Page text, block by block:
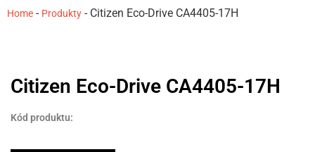
Home - Produkty - Citizen Eco-Drive CA4405-17H
Citizen Eco-Drive CA4405-17H
Kód produktu: